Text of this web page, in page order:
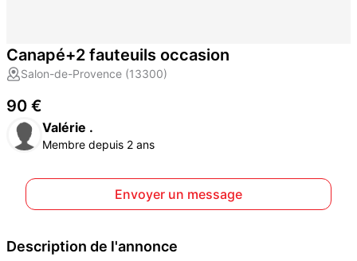
Canapé+2 fauteuils occasion
Salon-de-Provence (13300)
90 €
Valérie .
Membre depuis 2 ans
Envoyer un message
Description de l'annonce